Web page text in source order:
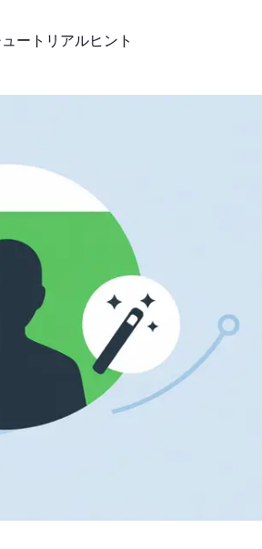
ートリアルヒント